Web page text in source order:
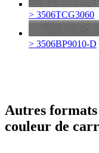
> 3506TCG3060
> 3506BP9010-D
Autres formats
couleur de